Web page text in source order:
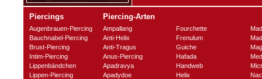
Piercings Piercing-Arten
Augenbrauen-Piercing
Bauchnabel-Piercing
Brust-Piercing
Intim-Piercing
Lippenbändchen
Lippen-Piercing
Ampallang
Anti-Helix
Anti-Tragus
Anus-Piercing
Apadravya
Apadydoe
Fourchette
Frenulum
Guiche
Hafada
Handweb
Helix